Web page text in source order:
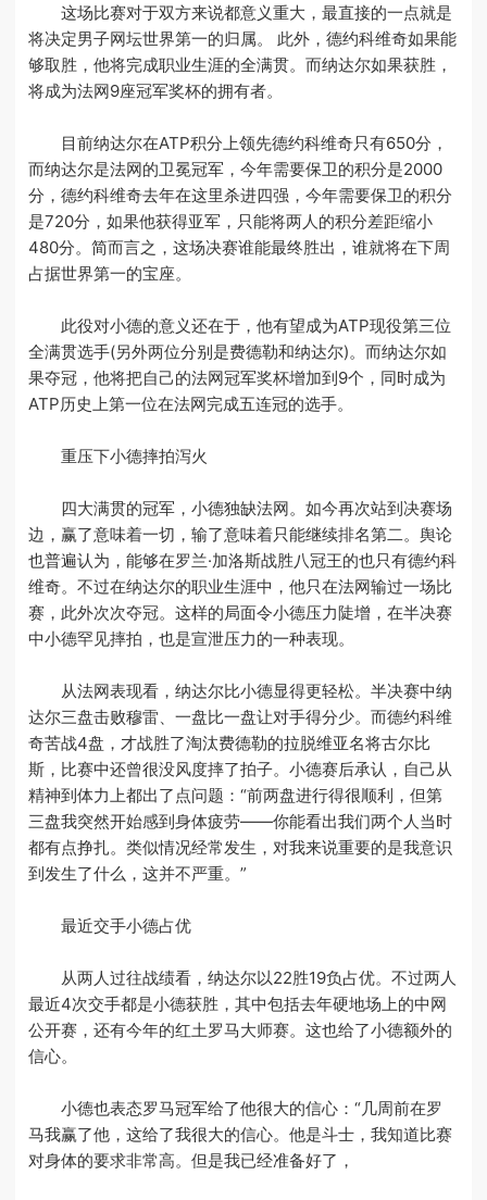
这场比赛对于双方来说都意义重大，最直接的一点就是
将决定男子网坛世界第一的归属。 此外，德约科维奇如果能
够取胜，他将完成职业生涯的全满贯。而纳达尔如果获胜，
将成为法网9座冠军奖杯的拥有者。
目前纳达尔在ATP积分上领先德约科维奇只有650分，
而纳达尔是法网的卫冕冠军，今年需要保卫的积分是2000
分，德约科维奇去年在这里杀进四强，今年需要保卫的积分
是720分，如果他获得亚军，只能将两人的积分差距缩小
480分。简而言之，这场决赛谁能最终胜出，谁就将在下周
占据世界第一的宝座。
此役对小德的意义还在于，他有望成为ATP现役第三位
全满贯选手(另外两位分别是费德勒和纳达尔)。而纳达尔如
果夺冠，他将把自己的法网冠军奖杯增加到9个，同时成为
ATP历史上第一位在法网完成五连冠的选手。
重压下小德摔拍泻火
四大满贯的冠军，小德独缺法网。如今再次站到决赛场
边，赢了意味着一切，输了意味着只能继续排名第二。舆论
也普遍认为，能够在罗兰·加洛斯战胜八冠王的也只有德约科
维奇。不过在纳达尔的职业生涯中，他只在法网输过一场比
赛，此外次次夺冠。这样的局面令小德压力陡增，在半决赛
中小德罕见摔拍，也是宣泄压力的一种表现。
从法网表现看，纳达尔比小德显得更轻松。半决赛中纳
达尔三盘击败穆雷、一盘比一盘让对手得分少。而德约科维
奇苦战4盘，才战胜了淘汰费德勒的拉脱维亚名将古尔比
斯，比赛中还曾很没风度摔了拍子。小德赛后承认，自己从
精神到体力上都出了点问题：“前两盘进行得很顺利，但第
三盘我突然开始感到身体疲劳——你能看出我们两个人当时
都有点挣扎。类似情况经常发生，对我来说重要的是我意识
到发生了什么，这并不严重。”
最近交手小德占优
从两人过往战绩看，纳达尔以22胜19负占优。不过两人
最近4次交手都是小德获胜，其中包括去年硬地场上的中网
公开赛，还有今年的红土罗马大师赛。这也给了小德额外的
信心。
小德也表态罗马冠军给了他很大的信心：“几周前在罗
马我赢了他，这给了我很大的信心。他是斗士，我知道比赛
对身体的要求非常高。但是我已经准备好了，